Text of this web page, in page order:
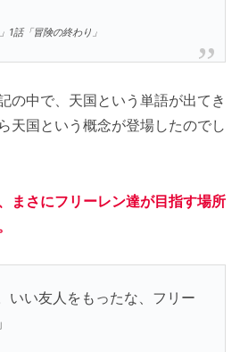
1話「冒険の終わり」
の中で、天国という単語が出てき
天国という概念が登場したのでし
まさにフリーレン達が目指す場所
いい友人をもったな、フリー